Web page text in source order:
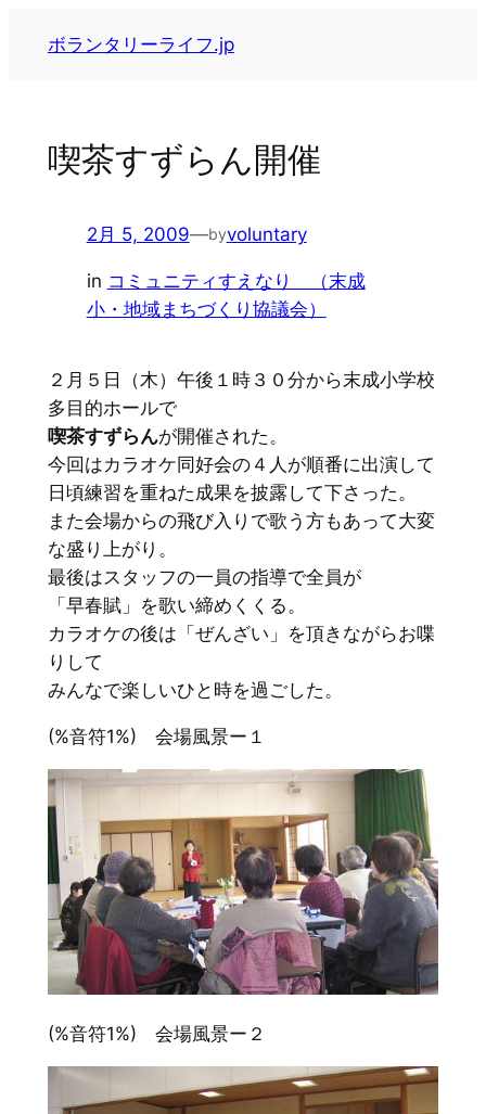
ボランタリーライフ.jp
喫茶すずらん開催
2月 5, 2009—byvoluntary
in コミュニティすえなり （末成
小・地域まちづくり協議会）
２月５日（木）午後１時３０分から末成小学校
多目的ホールで
喫茶すずらんが開催された。
今回はカラオケ同好会の４人が順番に出演して
日頃練習を重ねた成果を披露して下さった。
また会場からの飛び入りで歌う方もあって大変
な盛り上がり。
最後はスタッフの一員の指導で全員が
「早春賦」を歌い締めくくる。
カラオケの後は「ぜんざい」を頂きながらお喋
りして
みんなで楽しいひと時を過ごした。
(%音符1%) 会場風景ー１
(%音符1%) 会場風景ー２